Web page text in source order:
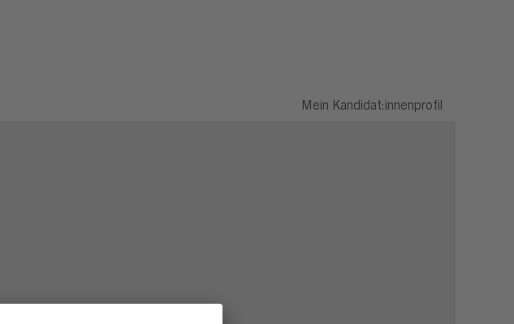
Mein Kandidat:innenprofil